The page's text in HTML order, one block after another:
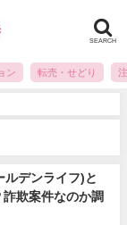
SEARCH
ン 転売・せどり
ルデンライフ)と
欺案件なのか調